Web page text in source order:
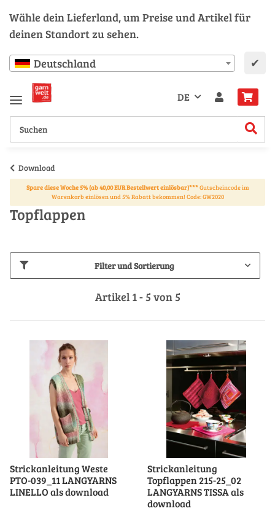
Wähle dein Lieferland, um Preise und Artikel für
deinen Standort zu sehen.
Deutschland ✔
DE
Download
Spare diese Woche 5% (ab 40,00 EUR Bestellwert einlösbar)***Gutscheincode im
Warenkorb einlösen und 5% Rabatt bekommen! Code: GW2020
Topflappen
Filter und Sortierung
Artikel 1 - 5 von 5
Strickanleitung Weste
PTO-039_11 LANGYARNS
LINELLO als download
Strickanleitung
Topflappen 215-25_02
LANGYARNS TISSA als
download